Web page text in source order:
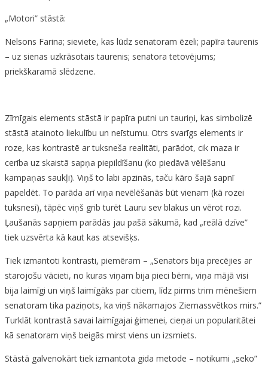
„Motori” stāstā:
Nelsons Farina; sieviete, kas lūdz senatoram ēzeli; papīra taurenis
– uz sienas uzkrāsotais taurenis; senatora tetovējums;
priekškaramā slēdzene.
Zīmīgais elements stāstā ir papīra putni un tauriņi, kas simbolizē
stāstā atainoto liekulību un neīstumu. Otrs svarīgs elements ir
roze, kas kontrastē ar tuksneša realitāti, parādot, cik maza ir
cerība uz skaistā sapņa piepildīšanu (ko piedāvā vēlēšanu
kampaņas saukļi). Viņš to labi apzinās, taču kāro šajā sapnī
papeldēt. To parāda arī viņa nevēlēšanās būt vienam (kā rozei
tuksnesī), tāpēc viņš grib turēt Lauru sev blakus un vērot rozi.
Ļaušanās sapņiem parādās jau pašā sākumā, kad „reālā dzīve”
tiek uzsvērta kā kaut kas atsevišķs.
Tiek izmantoti kontrasti, piemēram – „Senators bija precējies ar
starojošu vācieti, no kuras viņam bija pieci bērni, viņa mājā visi
bija laimīgi un viņš laimīgāks par citiem, līdz pirms trim mēnešiem
senatoram tika paziņots, ka viņš nākamajos Ziemassvētkos mirs.”
Turklāt kontrastā savai laimīgajai ģimenei, cieņai un popularitātei
kā senatoram viņš beigās mirst viens un izsmiets.
Stāstā galvenokārt tiek izmantota gida metode – notikumi „seko”